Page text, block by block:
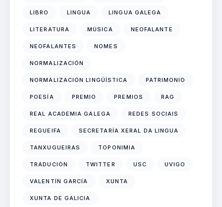
LIBRO LINGUA LINGUA GALEGA
LITERATURA MÚSICA NEOFALANTE
NEOFALANTES NOMES
NORMALIZACIÓN
NORMALIZACIÓN LINGÜÍSTICA PATRIMONIO
POESÍA PREMIO PREMIOS RAG
REAL ACADEMIA GALEGA REDES SOCIAIS
REGUEIFA SECRETARÍA XERAL DA LINGUA
TANXUGUEIRAS TOPONIMIA
TRADUCIÓN TWITTER USC UVIGO
VALENTÍN GARCÍA XUNTA
XUNTA DE GALICIA